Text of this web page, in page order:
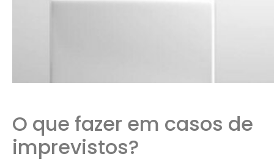
O que fazer em casos de
imprevistos?